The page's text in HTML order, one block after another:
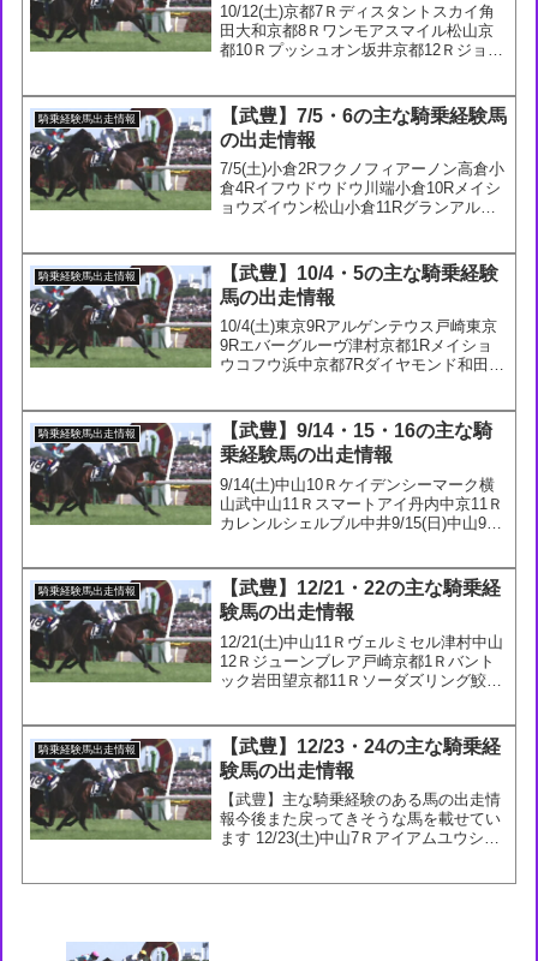
10/12(土)京都7Ｒディスタントスカイ角
田大和京都8Ｒワンモアスマイル松山京
都10Ｒプッシュオン坂井京都12Ｒジョー
トシーズン三浦東京7Ｒアドミラルシッ
プ...
騎乗経験馬出走情報
【武豊】7/5・6の主な騎乗経験馬
の出走情報
7/5(土)小倉2Rフクノフィアーノン高倉小
倉4Rイフウドウドウ川端小倉10Rメイシ
ョウズイウン松山小倉11Rグランアルテ
倉7Rサラダ松山小倉8Rトッピゴー角...
騎乗経験馬出走情報
【武豊】10/4・5の主な騎乗経験
馬の出走情報
10/4(土)東京9Rアルゲンテウス戸崎東京
9Rエバーグルーヴ津村京都1Rメイショ
ウコフウ浜中京都7Rダイヤモンド和田竜
9Rレディーヴァリュー団野京都10Rス
マ...
騎乗経験馬出走情報
【武豊】9/14・15・16の主な騎
乗経験馬の出走情報
9/14(土)中山10Ｒケイデンシーマーク横
山武中山11Ｒスマートアイ丹内中京11Ｒ
カレンルシェルブル中井9/15(日)中山9Ｒ
クト横山和中山11Ｒエコロヴァ...
騎乗経験馬出走情報
【武豊】12/21・22の主な騎乗経
験馬の出走情報
12/21(土)中山11Ｒヴェルミセル津村中山
12Ｒジューンブレア戸崎京都1Ｒバント
ック岩田望京都11Ｒソーダズリング鮫島
ウィッチ浜中京都11Ｒジャングロ団...
騎乗経験馬出走情報
【武豊】12/23・24の主な騎乗経
験馬の出走情報
【武豊】主な騎乗経験のある馬の出走情
報今後また戻ってきそうな馬を載せてい
ます 12/23(土)中山7Ｒアイアムユウシュ